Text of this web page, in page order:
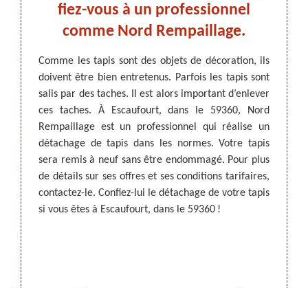
ARTISAN DEZITTER, REMPAILLAGE -
CANNAGE - RECOLLAGE, 59 NORD
Cannage fauteuil, chaises
du
les
de
est
au
sans
ce
fiez-vous à un professionnel
comme Nord Rempaillage.
Comme les tapis sont des objets de décoration, ils
doivent être bien entretenus. Parfois les tapis sont
salis par des taches. Il est alors important d’enlever
ces taches. À Escaufourt, dans le 59360, Nord
Rempaillage est un professionnel qui réalise un
détachage de tapis dans les normes. Votre tapis
sera remis à neuf sans être endommagé. Pour plus
de détails sur ses offres et ses conditions tarifaires,
contactez-le. Confiez-lui le détachage de votre tapis
si vous êtes à Escaufourt, dans le 59360 !
Pour
il
les
va